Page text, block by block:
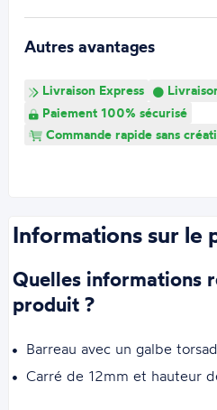
Autres avantages
Livraison Express
Paiement 100% sécurisé
Commande rapide sans
Informations sur le
Quelles informations
produit ?
Barreau avec un galbe
Carré de 12mm et hauteur